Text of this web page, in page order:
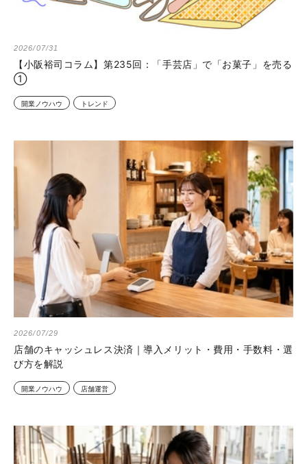
2026/07/31
【小阪裕司コラム】第235回：「手芸店」で「お菓子」を売る
①
開業ノウハウ トレンド
2026/07/29
店舗のキャッシュレス決済｜導入メリット・費用・手数料・選
び方を解説
開業ノウハウ 店舗運営